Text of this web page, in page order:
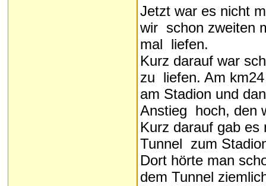
Jetzt war es nicht
wir schon zweiten
mal liefen.
Kurz darauf war
zu liefen. Am
am Stadion und
Anstieg hoch, den
Kurz darauf gab es
Tunnel zum
Dort hörte man
dem Tunnel